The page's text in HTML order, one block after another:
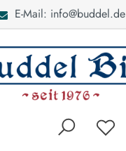
E-Mail: info@buddel.de